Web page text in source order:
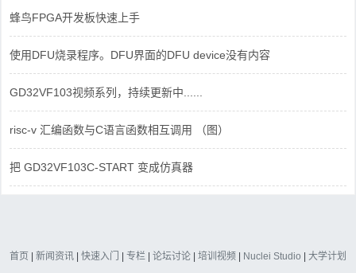
蜂鸟FPGA开发板快速上手
使用DFU烧录程序。DFU界面的DFU device没有内容
GD32VF103视频系列，持续更新中......
risc-v 汇编函数与C语言函数相互调用 （图）
把 GD32VF103C-START 变成仿真器
首页 | 新闻资讯 | 快速入门 | 专栏 | 论坛讨论 | 培训视频 | Nuclei Studio | 大学计划